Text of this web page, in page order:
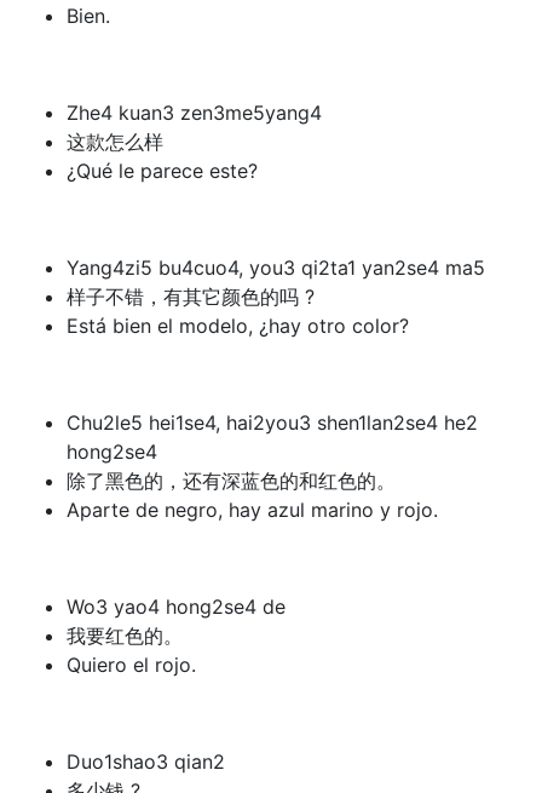
Bien.
Zhe4 kuan3 zen3me5yang4
这款怎么样
¿Qué le parece este?
Yang4zi5 bu4cuo4, you3 qi2ta1 yan2se4 ma5
样子不错，有其它颜色的吗 ?
Está bien el modelo, ¿hay otro color?
Chu2le5 hei1se4, hai2you3 shen1lan2se4 he2
hong2se4
除了黑色的，还有深蓝色的和红色的。
Aparte de negro, hay azul marino y rojo.
Wo3 yao4 hong2se4 de
我要红色的。
Quiero el rojo.
Duo1shao3 qian2